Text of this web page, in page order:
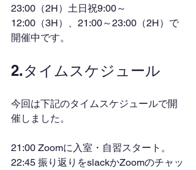
23:00（2H）土日祝9:00～
12:00（3H）、21:00～23:00（2H）で
開催中です。
2.タイムスケジュール
今回は下記のタイムスケジュールで開
催しました。
21:00 Zoomに入室・自習スタート。
22:45 振り返りをslackかZoomのチャッ